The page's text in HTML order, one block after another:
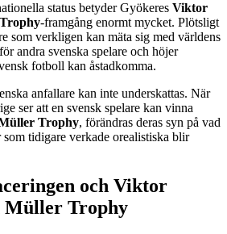
status betyder Gyökeres Viktor
-framgång enormt mycket. Plötsligt
som verkligen kan mäta sig med världens
andra svenska spelare och höjer
fotboll kan åstadkomma.
anfallare kan inte underskattas. När
ser att en svensk spelare kan vinna
Trophy, förändras deras syn på vad
tidigare verkade orealistiska blir
och Viktor
Müller Trophy